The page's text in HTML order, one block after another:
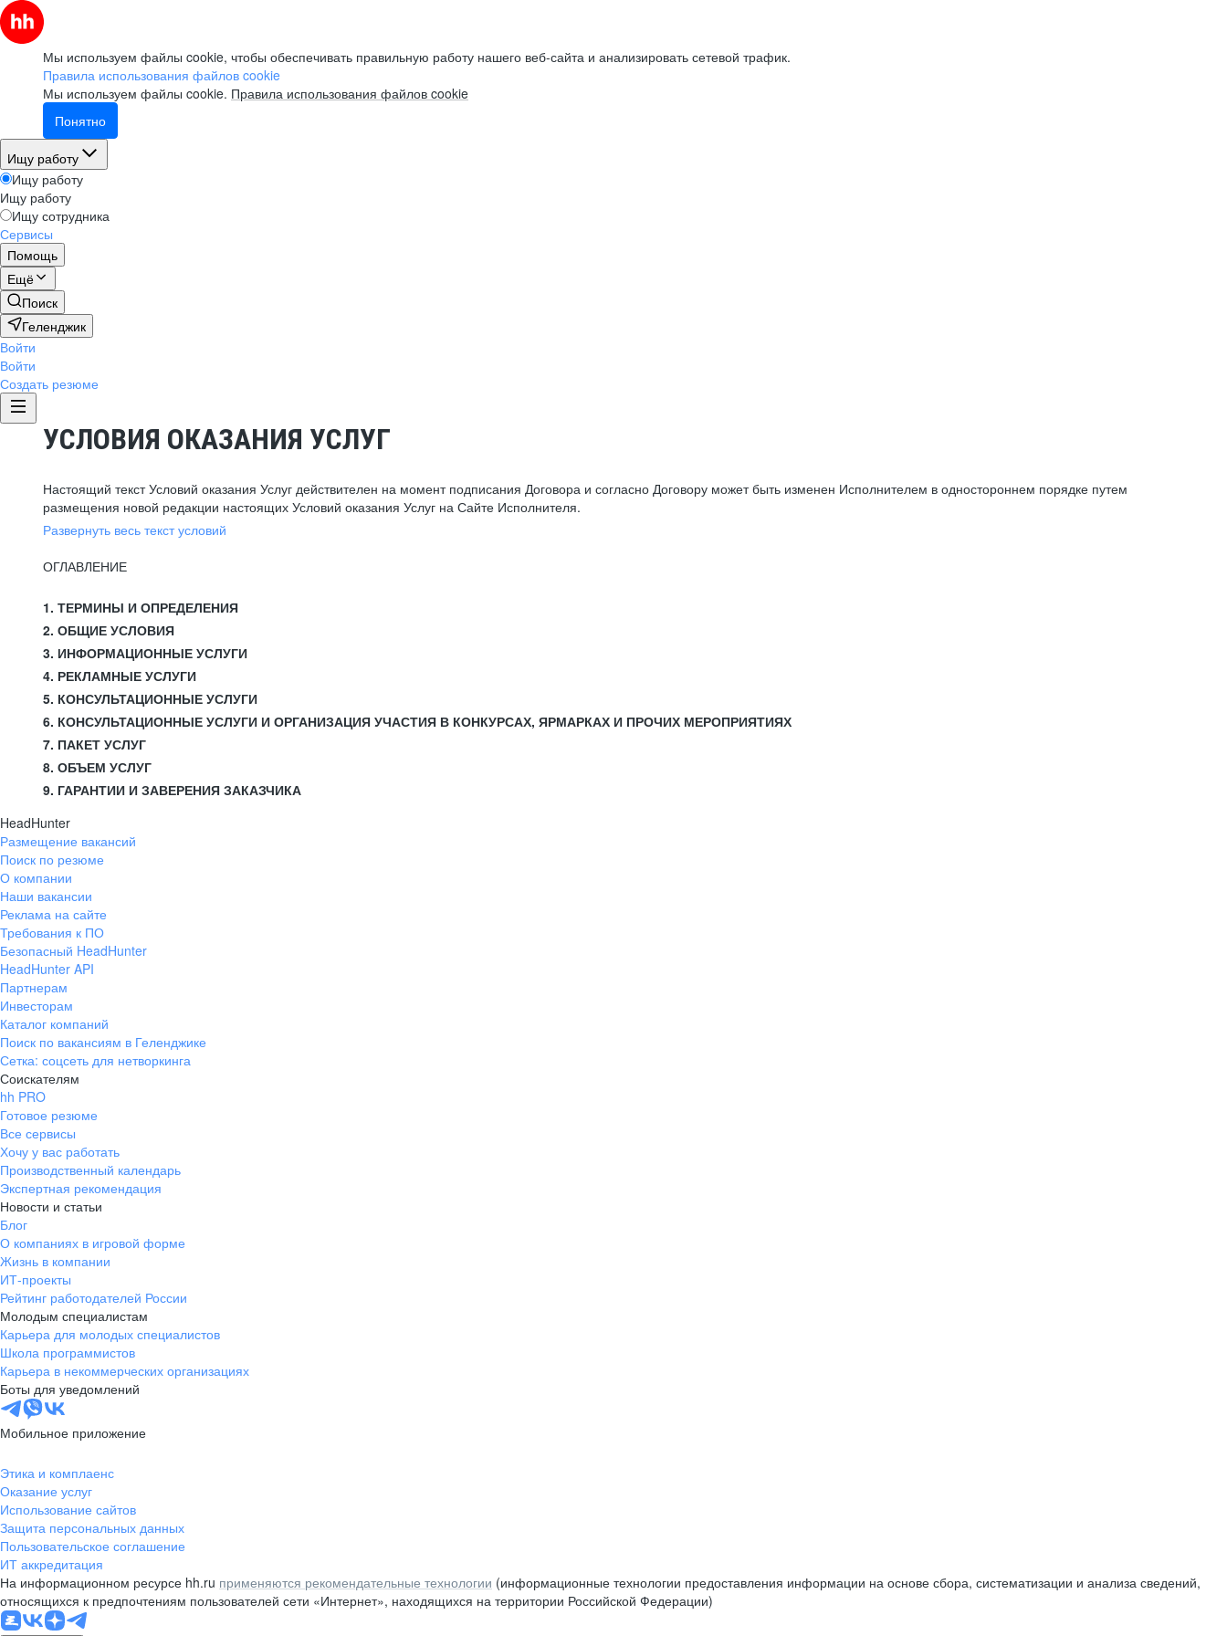
Мы используем файлы cookie, чтобы обеспечивать правильную работу нашего веб-сайта и анализировать сетевой трафик.
Правила использования файлов cookie
Мы используем файлы cookie. Правила использования файлов cookie
Понятно
Ищу работу
Ищу работу
Ищу работу
Ищу сотрудника
Сервисы
Помощь
Ещё
Поиск
Геленджик
Войти
Войти
Создать резюме
УСЛОВИЯ ОКАЗАНИЯ УСЛУГ
Настоящий текст Условий оказания Услуг действителен на момент подписания Договора и согласно Договору может быть изменен Исполнителем в одностороннем порядке путем
размещения новой редакции настоящих Условий оказания Услуг на Сайте Исполнителя.
Развернуть весь текст условий
ОГЛАВЛЕНИЕ
1. ТЕРМИНЫ И ОПРЕДЕЛЕНИЯ
2. ОБЩИЕ УСЛОВИЯ
3. ИНФОРМАЦИОННЫЕ УСЛУГИ
4. РЕКЛАМНЫЕ УСЛУГИ
5. КОНСУЛЬТАЦИОННЫЕ УСЛУГИ
6. КОНСУЛЬТАЦИОННЫЕ УСЛУГИ И ОРГАНИЗАЦИЯ УЧАСТИЯ В КОНКУРСАХ, ЯРМАРКАХ И ПРОЧИХ МЕРОПРИЯТИЯХ
7. ПАКЕТ УСЛУГ
8. ОБЪЕМ УСЛУГ
9. ГАРАНТИИ И ЗАВЕРЕНИЯ ЗАКАЗЧИКА
HeadHunter
Размещение вакансий
Поиск по резюме
О компании
Наши вакансии
Реклама на сайте
Требования к ПО
Безопасный HeadHunter
HeadHunter API
Партнерам
Инвесторам
Каталог компаний
Поиск по вакансиям в Геленджике
Сетка: соцсеть для нетворкинга
Соискателям
hh PRO
Готовое резюме
Все сервисы
Хочу у вас работать
Производственный календарь
Экспертная рекомендация
Новости и статьи
Блог
О компаниях в игровой форме
Жизнь в компании
ИТ-проекты
Рейтинг работодателей России
Молодым специалистам
Карьера для молодых специалистов
Школа программистов
Карьера в некоммерческих организациях
Боты для уведомлений
Мобильное приложение
Этика и комплаенс
Оказание услуг
Использование сайтов
Защита персональных данных
Пользовательское соглашение
ИТ аккредитация
На информационном ресурсе hh.ru применяются рекомендательные технологии (информационные технологии предоставления информации на основе сбора, систематизации и анализа сведений,
относящихся к предпочтениям пользователей сети «Интернет», находящихся на территории Российской Федерации)